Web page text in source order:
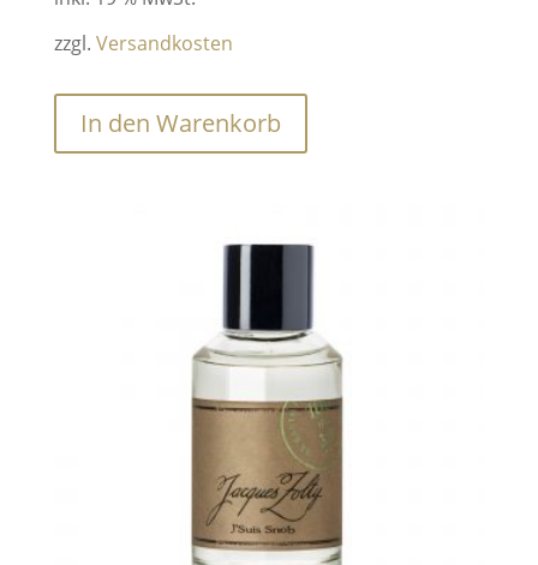
zzgl. Versandkosten
In den Warenkorb